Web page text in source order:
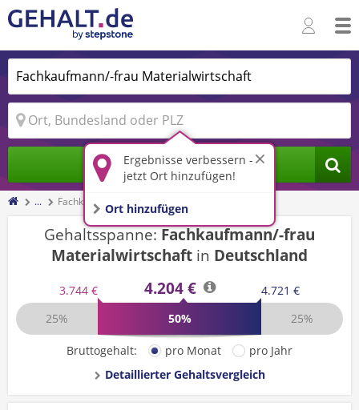
Ergebnisse verbessern -
jetzt Ort hinzufügen!
Ort hinzufügen
Jobs finden
... Fachkaufmann/-frau Materialwirtschaft
Gehaltsspanne:Fachkaufmann/-frau
Materialwirtschaft in Deutschland
3.744 € 4.204 €
4.721 €
25%
50% 25%
Bruttogehalt: pro Monat
pro Jahr
Detaillierter Gehaltsvergleich